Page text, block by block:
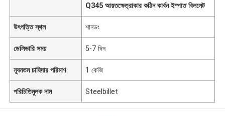
Q345 আয়তক্ষেত্রাকার কঠিন কার্বন ইস্পাত বিললেট
উৎপত্তি স্থল শানডং
ডেলিভারি সময় 5-7 দিন
ন্যূনতম চাহিদার পরিমাণ 1 কেজি
পরিচিতিমুলক নাম Steelbillet